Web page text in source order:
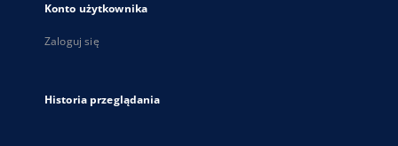
Konto użytkownika
Zaloguj się
Historia przeglądania